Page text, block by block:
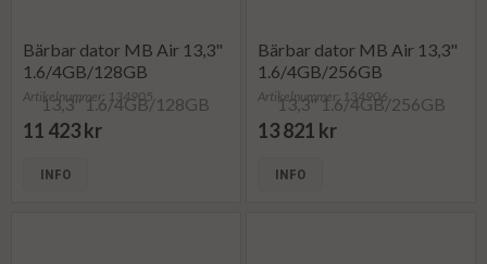
Bärbar dator MB Air 13,3"
1.6/4GB/128GB
Artikelnummer: 134905
11 423 kr
INFO
Bärbar dator MB Air 13,3"
1.6/4GB/256GB
Artikelnummer: 134906
13 821 kr
INFO